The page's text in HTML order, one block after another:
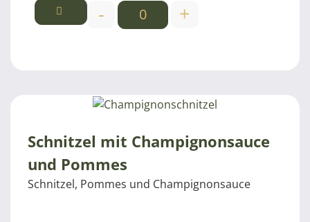
- +
Schnitzel mit Champignonsauce
und Pommes
Schnitzel, Pommes und Champignonsauce